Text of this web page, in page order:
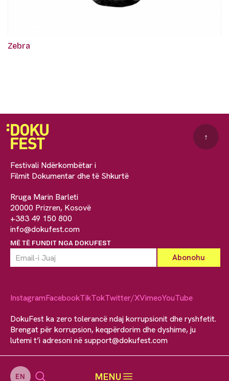
EN MENU
Zebra
Festivali Ndërkombëtar i
Filmit Dokumentar dhe të Shkurtë
Rruga Marin Barleti
20000 Prizren, Kosovë
+383 49 150 800
info@dokufest.com
MË TË FUNDIT NGA DOKUFEST
↑
InstagramFacebookTikTokTwitter/XVimeoYouTube
DokuFest ka zero tolerancë ndaj korrupsionit dhe ryshfetit.
Brengat për korrupsion, keqpërdorim dhe dyshime, ju
lutemi t’i adresoni nësupport@dokufest.com